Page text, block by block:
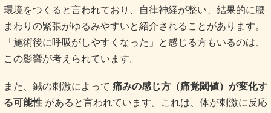
環境をつくると言われており、自律神経が整い、結果的に腰
まわりの緊張がゆるみやすいと紹介されることがあります。
「施術後に呼吸がしやすくなった」と感じる方もいるのは、
この影響が考えられています。
また、鍼の刺激によって 痛みの感じ方（痛覚閾値）が変化す
る可能性 があると言われています。これは、体が刺激に反応